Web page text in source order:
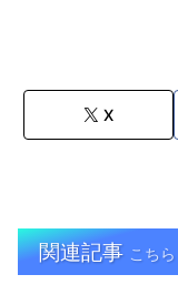
X
関連記事 こち